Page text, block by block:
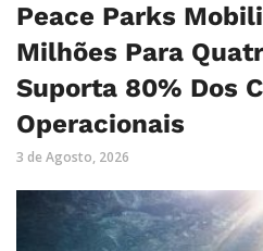
Peace Parks
Milhões Para
Suporta 80% Dos
Operacionais
3 de Agosto, 2026